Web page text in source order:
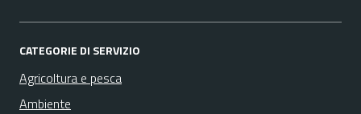
CATEGORIE DI SERVIZIO
Agricoltura e pesca
Ambiente